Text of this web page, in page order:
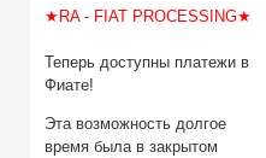
★RA - FIAT PROCESSING★
Теперь доступны платежи в
Фиате!
Эта возможность долгое
время была в закрытом